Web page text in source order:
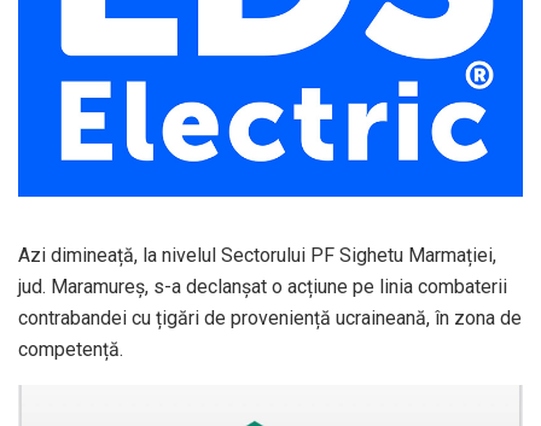
Azi dimineață, la nivelul Sectorului PF Sighetu Marmației,
jud. Maramureș, s-a declanșat o acțiune pe linia combaterii
contrabandei cu țigări de proveniență ucraineană, în zona de
competență.